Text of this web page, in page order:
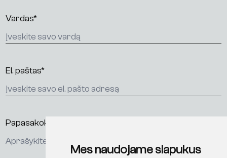
Mes naudojame slapukus
Vardas*
El. paštas*
Papasakokite apie projektą*